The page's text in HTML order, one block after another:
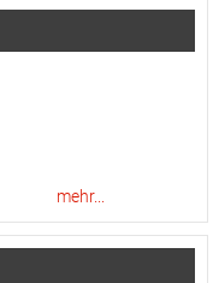
mehr...